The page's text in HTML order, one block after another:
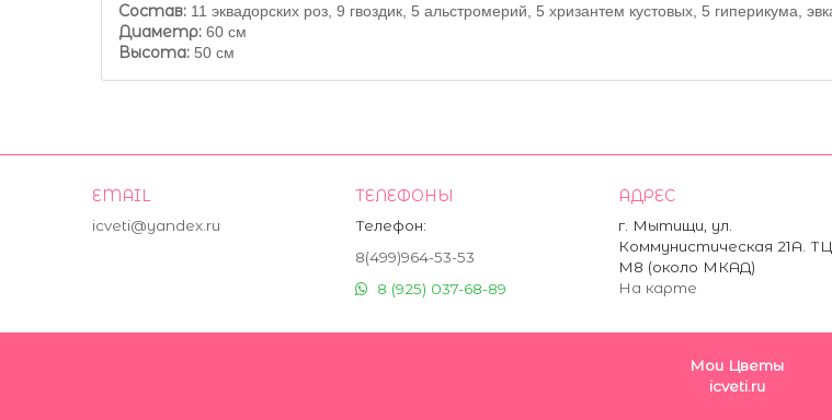
Состав: 11 эквадорских роз, 9 гвоздик, 5 альстромерий, 5 хризантем кустовых, 5 гиперикума,
Диаметр: 60 см
Высота: 50 см
EMAIL
icveti@yandex.ru
ТЕЛЕФОНЫ
Телефон:
8(499)964-53-53
8 (925) 037-68-89
АДРЕС
г. Мытищи, ул.
Коммунистическая 21А. ТЦ
М8 (около МКАД)
На карте
Мои Цветы
icveti.ru